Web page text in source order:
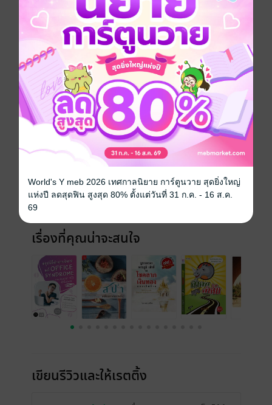
อยากได้ ซื้อเป็นของขวัญ ติดตาม
ท้าพิสูจน์ 21 วัน กับการเปลี่ยนแปลงแค่เปลี่ยนวิธีการล้าง
หน้า ทาครีมบำรุง รวมทั้งเคล็ดลับอีกมากมายของโปรน้อง
ไม่ต้องใช้ครีมบำรุงราคาแพง ใช้เพียงปลายนิ้วของคุณเอ
งก้เสกให้ใบหน้าของคุณสวยขึ้นหน้าเด้งสั่งได้ในพริบตา!!
ประเภทไฟล์ pdf
16 ธันวาคม 2556
ความยาว 131 หน้า
ราคาปก
เรื่องที่คุณน่าจะสนใจ
เขียนรีวิวและให้เรตติ้ง
World's Y meb 2026 เทศกาลนิยาย การ์ตูนวาย สุดยิ่งใหญ่
แห่งปี ลดสุดฟิน สูงสุด 80% ตั้งแต่วันที่ 31 ก.ค. - 16 ส.ค.
69